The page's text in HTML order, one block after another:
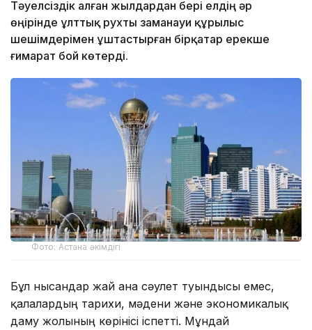
Тәуелсіздік алған жылдардан бері елдің әр
өңірінде ұлттық рухты заманауи құрылыс
шешімдерімен ұштастырған бірқатар ерекше
ғимарат бой көтерді.
Фото: Астана әкімдігі
Бұл нысандар жай ғана сәулет туындысы емес,
қалалардың тарихи, мәдени және экономикалық
даму жолының көрінісі іспетті. Мұндай